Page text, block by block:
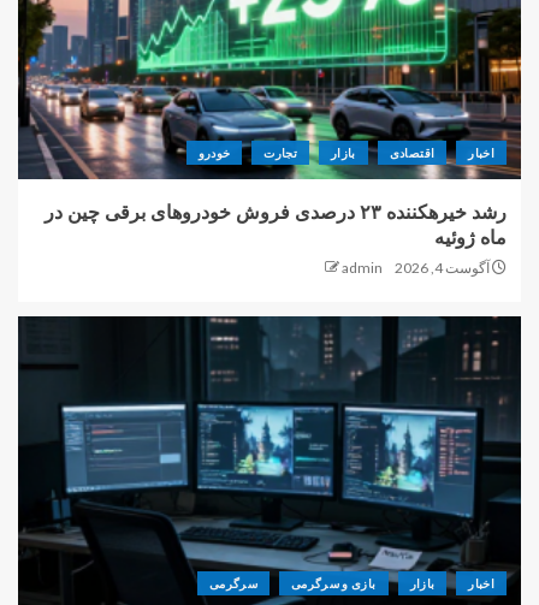
اخبار اقتصادی بازار تجارت خودرو
رشد خیرهکننده ۲۳ درصدی فروش خودروهای برقی چین در
ماه ژوئیه
آگوست 4, 2026 admin
اخبار بازار بازی و سرگرمی سرگرمی